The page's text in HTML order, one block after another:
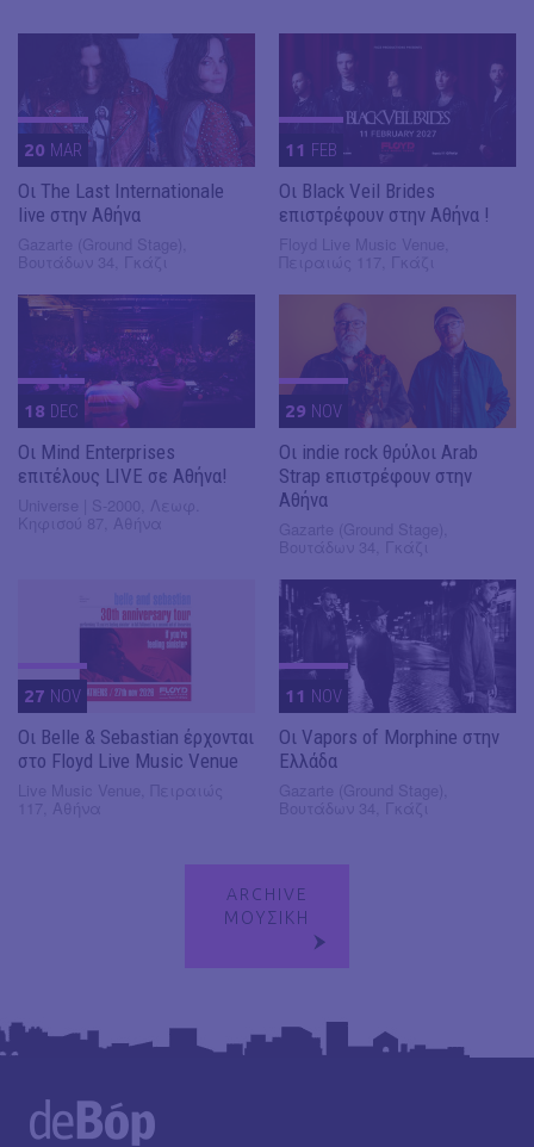
20 MAR
Οι The Last Internationale
live στην Αθήνα
11 FEB
Οι Black Veil Brides
επιστρέφουν στην Αθήνα !
18 DEC
Οι Mind Enterprises
επιτέλους LIVE σε Αθήνα!
29 NOV
Οι indie rock θρύλοι Arab
Strap επιστρέφουν στην
Αθήνα
27 NOV
Οι Belle & Sebastian έρχονται
στο Floyd Live Music Venue
11 NOV
Οι Vapors of Morphine στην
Ελλάδα
ARCHIVE
ΜΟΥΣΙΚΗ